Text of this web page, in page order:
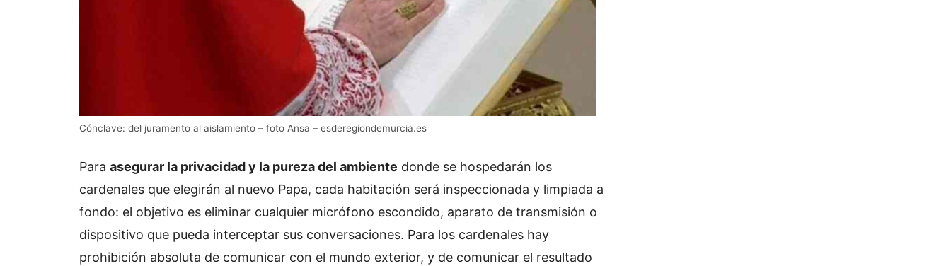
Cónclave: del juramento al aislamiento – foto Ansa – esderegiondemurcia.es
Para asegurar la privacidad y la pureza del ambiente donde se hospedarán los
cardenales que elegirán al nuevo Papa, cada habitación será inspeccionada y limpiada a
fondo: el objetivo es eliminar cualquier micrófono escondido, aparato de transmisión o
dispositivo que pueda interceptar sus conversaciones. Para los cardenales hay
prohibición absoluta de comunicar con el mundo exterior, y de comunicar el resultado